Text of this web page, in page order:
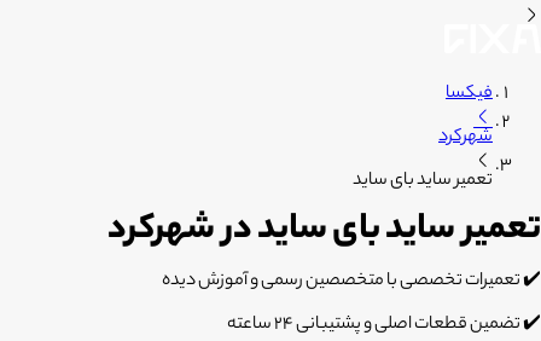
فیکسا
شهرکرد
تعمیر ساید بای ساید
تعمیر ساید بای ساید در شهرکرد
✔️ تعمیرات تخصصی با متخصصین رسمی و آموزش دیده
✔️ تضمین قطعات اصلی و پشتیبانی 24 ساعته